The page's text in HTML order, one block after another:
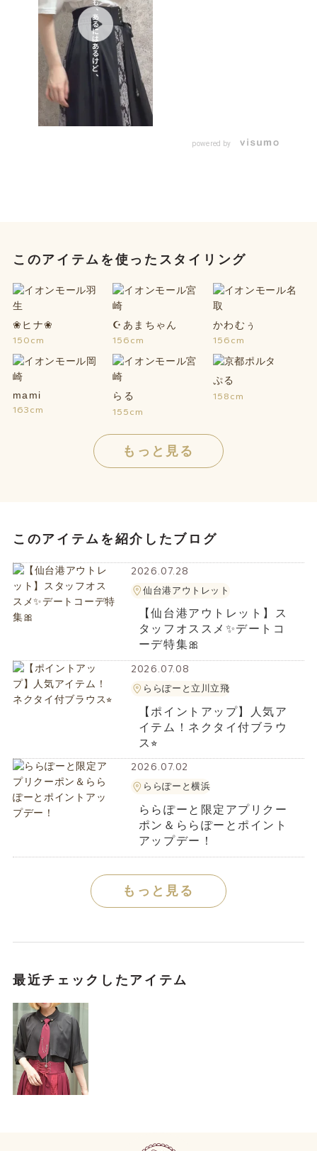
powered by
このアイテムを使ったスタイリング
❀ヒナ❀
150cm
☪あまちゃん
156cm
かわむぅ
156cm
mami
163cm
らる
155cm
ぷる
158cm
もっと見る
このアイテムを紹介したブログ
2026.07.28
仙台港アウトレット
【仙台港アウトレット】ス
タッフオススメ✨デートコ
ーデ特集🎀
2026.07.08
ららぽーと立川立飛
【ポイントアップ】人気ア
イテム！ネクタイ付ブラウ
ス⭐︎
2026.07.02
ららぽーと横浜
ららぽーと限定アプリクー
ポン＆ららぽーとポイント
アップデー！
もっと見る
最近チェックしたアイテム